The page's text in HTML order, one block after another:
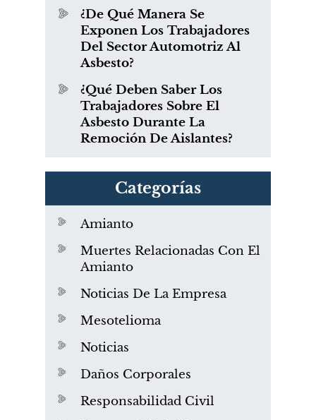
¿De Qué Manera Se
Exponen Los Trabajadores
Del Sector Automotriz Al
Asbesto?
¿Qué Deben Saber Los
Trabajadores Sobre El
Asbesto Durante La
Remoción De Aislantes?
Categorías
Amianto
Muertes Relacionadas Con El
Amianto
Noticias De La Empresa
Mesotelioma
Noticias
Daños Corporales
Responsabilidad Civil